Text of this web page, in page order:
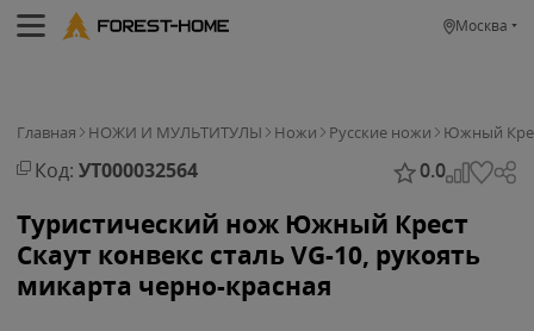
Москва
Главная НОЖИ И МУЛЬТИТУЛЫ Ножи Русские ножи Южный
Код: УТ000032564 0.0
Туристический нож Южный Крест
Скаут конвекс сталь VG-10, рукоять
микарта черно-красная